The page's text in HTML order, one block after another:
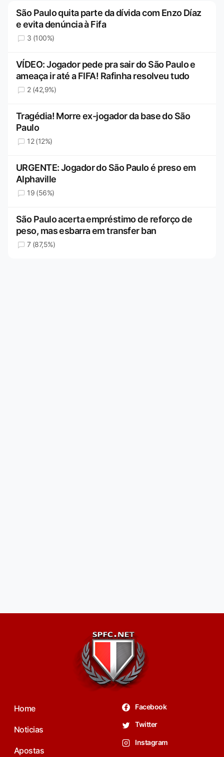
São Paulo quita parte da dívida com Enzo Díaz
e evita denúncia à Fifa
3 (100%)
VÍDEO: Jogador pede pra sair do São Paulo e
ameaça ir até a FIFA! Rafinha resolveu tudo
2 (42,9%)
Tragédia! Morre ex-jogador da base do São
Paulo
12 (12%)
URGENTE: Jogador do São Paulo é preso em
Alphaville
19 (56%)
São Paulo acerta empréstimo de reforço de
peso, mas esbarra em transfer ban
7 (87,5%)
Home
Noticias
Apostas
Facebook
Twitter
Instagram